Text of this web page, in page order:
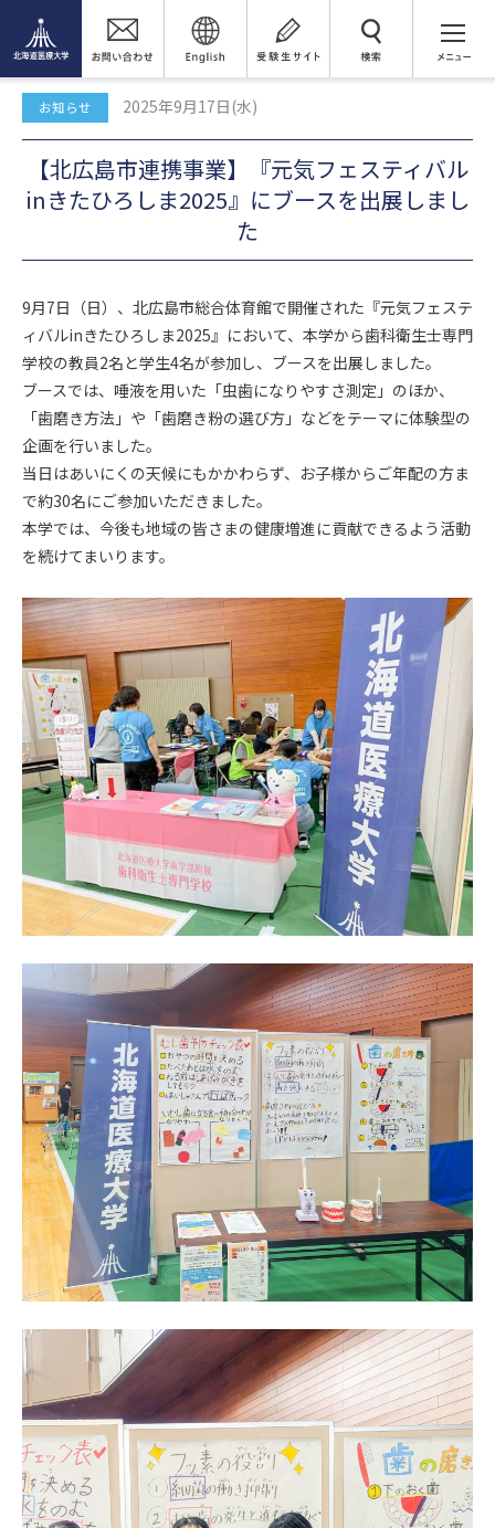
検 索
【北広島市連携事業】『元気フェスティバルinきたひろしま2025』に
ブースを出展しました
お知らせ 2025年9月17日(水)
【北広島市連携事業】『元気フェスティバル
inきたひろしま2025』にブースを出展しまし
た
9月7日（日）、北広島市総合体育館で開催された『元気フェステ
ィバルinきたひろしま2025』において、本学から歯科衛生士専門
学校の教員2名と学生4名が参加し、ブースを出展しました。
ブースでは、唾液を用いた「虫歯になりやすさ測定」のほか、
「歯磨き方法」や「歯磨き粉の選び方」などをテーマに体験型の
企画を行いました。
当日はあいにくの天候にもかかわらず、お子様からご年配の方ま
で約30名にご参加いただきました。
本学では、今後も地域の皆さまの健康増進に貢献できるよう活動
を続けてまいります。